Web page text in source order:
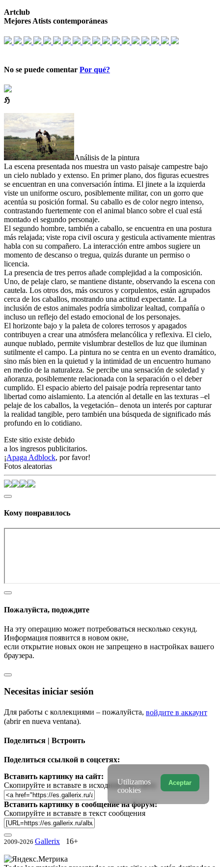
Artclub
Mejores Atists contemporáneas
No se puede comentar Por qué?
ℌ
Análisis de la pintura
La escena presentada nos muestra un vasto paisaje campestre bajo
un cielo nublado y extenso. En primer plano, dos figuras ecuestres
se encuentran en una conversación íntima. El jinete a la izquierda
viste un uniforme oscuro, posiblemente militar, con un gorro que
acentúa su posición formal. Su caballo es de color negro intenso,
contrastando fuertemente con el animal blanco sobre el cual está
montado el segundo personaje.
El segundo hombre, también a caballo, se encuentra en una postura
más relajada; viste ropa civil oscura y gesticula activamente mientras
habla con su compañero. La interacción entre ambos sugiere un
momento de descanso o tregua, quizás durante un permiso o
licencia.
La presencia de tres perros añade complejidad a la composición.
Uno, de pelaje claro, se mantiene distante, observando la escena con
cautela. Los otros dos, más oscuros y corpulentos, están agrupados
cerca de los caballos, mostrando una actitud expectante. La
inclusión de estos animales podría simbolizar lealtad, compañía o
incluso un reflejo del estado emocional de los personajes.
El horizonte bajo y la paleta de colores terrosos y apagados
contribuyen a crear una atmósfera melancólica y reflexiva. El cielo,
aunque nublado, permite vislumbrar destellos de luz que iluminan
sutilmente el campo. La pintura no se centra en un evento dramático,
sino más bien en la quietud y la intimidad de un encuentro humano
en medio de la naturaleza. Se percibe una sensación de soledad y
añoranza, posiblemente relacionada con la separación o el deber
cumplido. El espacio abierto del paisaje podría representar tanto
libertad como aislamiento. La atención al detalle en las texturas –el
pelaje de los caballos, la vegetación– denota un interés por capturar
la realidad tangible, pero también una búsqueda de significado más
profundo en lo cotidiano.
Este sitio existe debido
a los ingresos publicitarios.
¡Apaga Adblock, por favor!
Fotos aleatorias
Кому понравилось
Пожалуйста, подождите
На эту операцию может потребоваться несколько секунд.
Информация появится в новом окне,
если открытие новых окон не запрещено в настройках вашего
браузера.
Necesitas iniciar sesión
Для работы с коллекциями – пожалуйста, войдите в аккаунт
(abrir en nueva ventana).
Поделиться | Встроить
Поделиться ссылкой в соцсетях:
Вставить картинку на сайт:
Скопируйте и вставьте в исходный код сайта
Вставить картинку в сообщение на форум:
Скопируйте и вставьте в текст сообщения
2009-2026 Gallerix 16+
Aceptar
Utilizamos
cookies